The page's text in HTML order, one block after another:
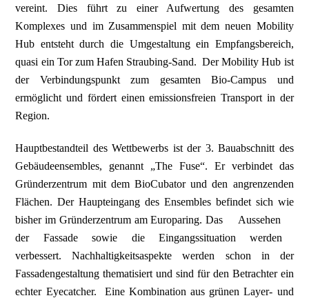
vereint. Dies führt zu einer Aufwertung des gesamten
Komplexes und im Zusammenspiel mit dem neuen Mobility
Hub entsteht durch die Umgestaltung ein Empfangsbereich,
quasi ein Tor zum Hafen Straubing-Sand. Der Mobility Hub ist
der Verbindungspunkt zum gesamten Bio-Campus und
ermöglicht und fördert einen emissionsfreien Transport in der
Region.
Hauptbestandteil des Wettbewerbs ist der 3. Bauabschnitt des
Gebäudeensembles, genannt „The Fuse“. Er verbindet das
Gründerzentrum mit dem BioCubator und den angrenzenden
Flächen. Der Haupteingang des Ensembles befindet sich wie
bisher im Gründerzentrum am Europaring. Das Aussehen
der Fassade sowie die Eingangssituation werden
verbessert. Nachhaltigkeitsaspekte werden schon in der
Fassadengestaltung thematisiert und sind für den Betrachter ein
echter Eyecatcher. Eine Kombination aus grünen Layer- und